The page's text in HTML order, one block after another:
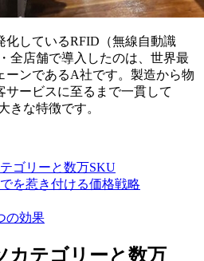
化しているRFID（無線自動識
全店舗で導入したのは、世界最
ーンであるA社です。製造から物
ービスに至るまで一貫して
きな特徴です。
ゴリーと数万SKU
を惹き付ける価格戦略
の効果
カテゴリーと数万